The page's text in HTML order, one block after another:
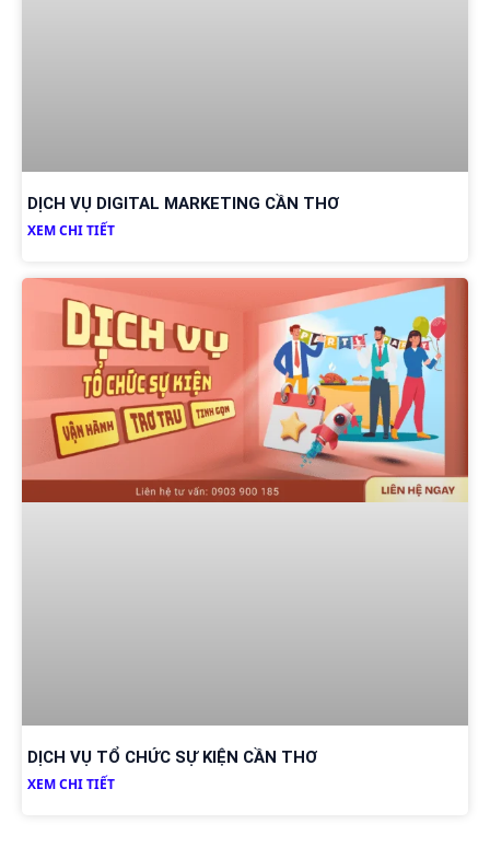
DỊCH VỤ DIGITAL MARKETING CẦN THƠ
XEM CHI TIẾT
DỊCH VỤ TỔ CHỨC SỰ KIỆN CẦN THƠ
XEM CHI TIẾT